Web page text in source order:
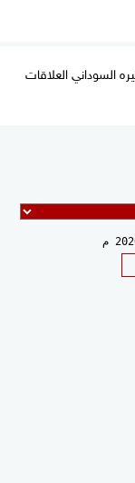
السوداني العلاقات
م